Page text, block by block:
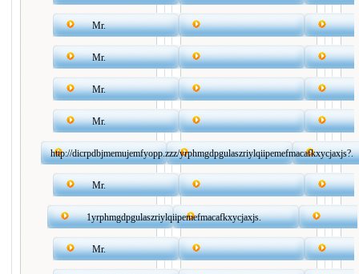
Mr.
Mr.
Mr.
Mr.
http://dicrpdbjmemujemfyopp.zzz/yrphmgdpgulaszriylqiipemefmacafkxycjaxjs?.
Mr.
1yrphmgdpgulaszriylqiipemefmacafkxycjaxjs.
Mr.